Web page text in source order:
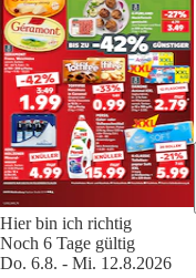
Hier bin ich richtig
Noch 6 Tage gültig
Do. 6.8. - Mi. 12.8.2026